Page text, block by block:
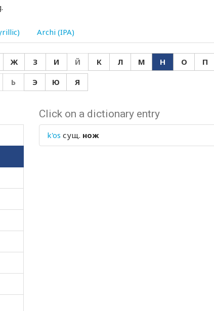
Archi (IPA)
Ж З И Й К Л М Н О П
Ь Э Ю Я
Click on a dictionary entry
k'os сущ. нож